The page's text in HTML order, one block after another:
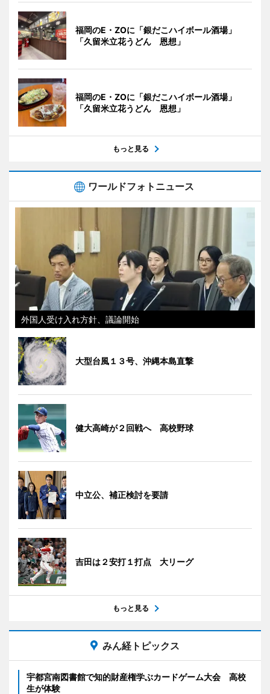
福岡のE・ZOに「銀だこハイボール酒場」
「久留米立花うどん 恩想」
福岡のE・ZOに「銀だこハイボール酒場」
「久留米立花うどん 恩想」
もっと見る
ワールドフォトニュース
外国人受け入れ方針、議論開始
大型台風１３号、沖縄本島直撃
健大高崎が２回戦へ 高校野球
中立公、補正検討を要請
吉田は２安打１打点 大リーグ
もっと見る
みん経トピックス
宇都宮南図書館で知的財産権学ぶカードゲーム大会 高校
生が体験